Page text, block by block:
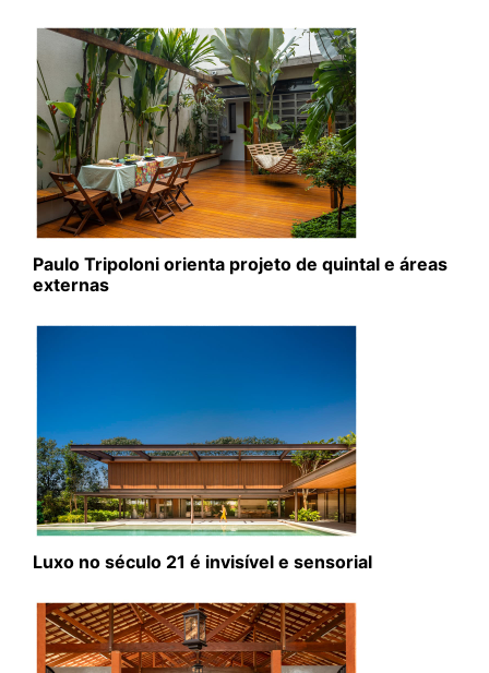
Paulo Tripoloni orienta projeto de quintal e áreas
externas
Luxo no século 21 é invisível e sensorial